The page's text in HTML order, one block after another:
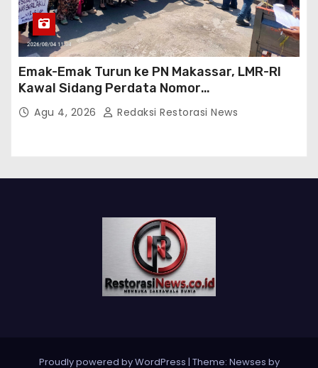
Emak-Emak Turun ke PN Makassar, LMR-RI
Kawal Sidang Perdata Nomor
254/Pdt.G/2026/PN Mks
Agu 4, 2026 Redaksi Restorasi News
Proudly powered by WordPress | Theme: Newses by